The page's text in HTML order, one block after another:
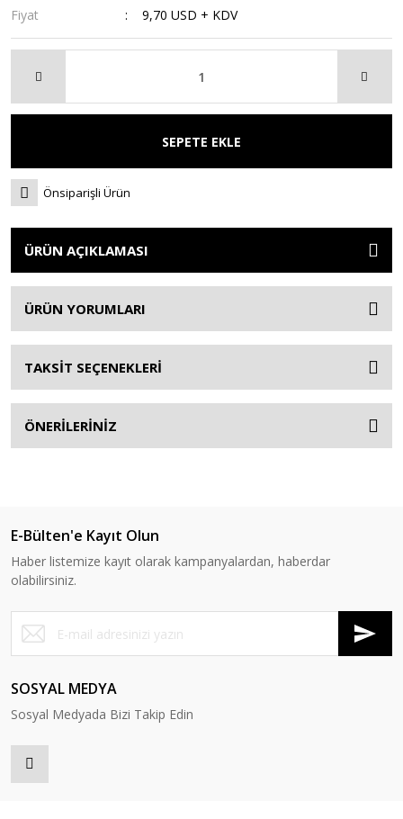
Fiyat
9,70 USD + KDV
SEPETE EKLE
Önsiparişli Ürün
ÜRÜN AÇIKLAMASI
ÜRÜN YORUMLARI
TAKSİT SEÇENEKLERİ
ÖNERİLERİNİZ
E-Bülten'e Kayıt Olun
Haber listemize kayıt olarak kampanyalardan, haberdar
olabilirsiniz.
SOSYAL MEDYA
Sosyal Medyada Bizi Takip Edin